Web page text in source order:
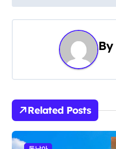
s
a
i
g
By
Related Posts